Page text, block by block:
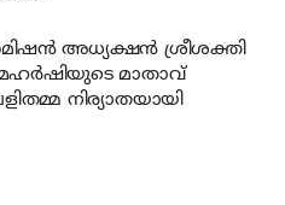
അധ്യക്ഷന്‍ ശ്രീശക്തി
മഹര്‍ഷിയുടെ മാതാവ്
നിര്യാതയായി